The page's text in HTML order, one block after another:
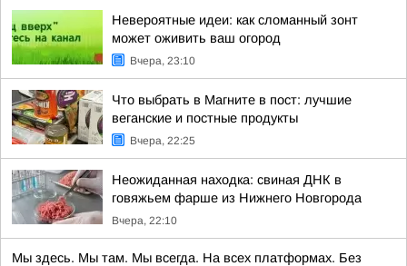
Невероятные идеи: как сломанный зонт
может оживить ваш огород
Вчера, 23:10
Что выбрать в Магните в пост: лучшие
веганские и постные продукты
Вчера, 22:25
Неожиданная находка: свиная ДНК в
говяжьем фарше из Нижнего Новгорода
Вчера, 22:10
Мы здесь. Мы там. Мы всегда. На всех платформах. Без